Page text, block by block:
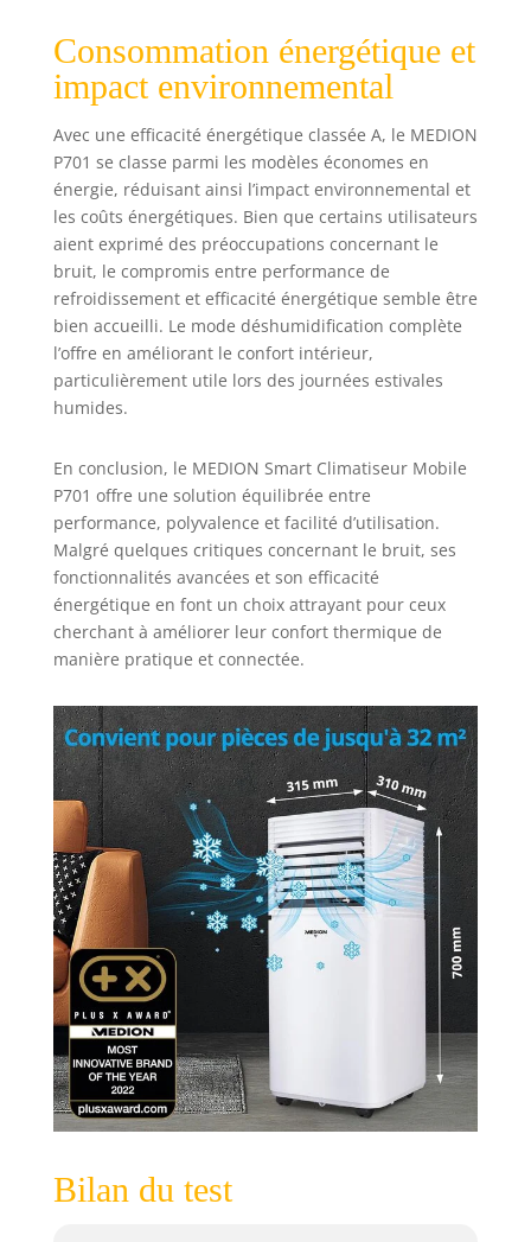
Consommation énergétique et
impact environnemental
Avec une efficacité énergétique classée A, le MEDION
P701 se classe parmi les modèles économes en
énergie, réduisant ainsi l’impact environnemental et
les coûts énergétiques. Bien que certains utilisateurs
aient exprimé des préoccupations concernant le
bruit, le compromis entre performance de
refroidissement et efficacité énergétique semble être
bien accueilli. Le mode déshumidification complète
l’offre en améliorant le confort intérieur,
particulièrement utile lors des journées estivales
humides.
En conclusion, le MEDION Smart Climatiseur Mobile
P701 offre une solution équilibrée entre
performance, polyvalence et facilité d’utilisation.
Malgré quelques critiques concernant le bruit, ses
fonctionnalités avancées et son efficacité
énergétique en font un choix attrayant pour ceux
cherchant à améliorer leur confort thermique de
manière pratique et connectée.
Bilan du test